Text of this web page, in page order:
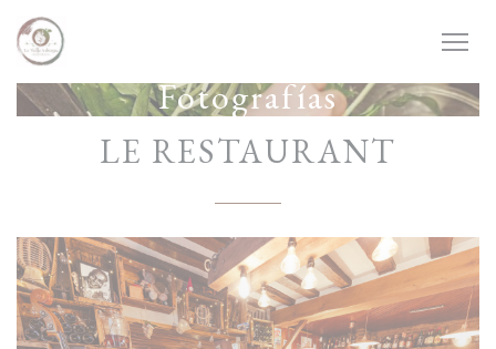
Personalización de sus opciones de cookies
Fotografías
LE RESTAURANT